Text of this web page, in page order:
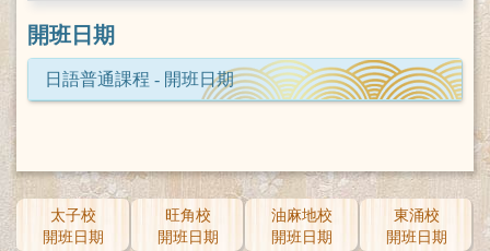
開班日期
日語普通課程 - 開班日期
太子校
開班日期
旺角校
開班日期
油麻地校
開班日期
東涌校
開班日期